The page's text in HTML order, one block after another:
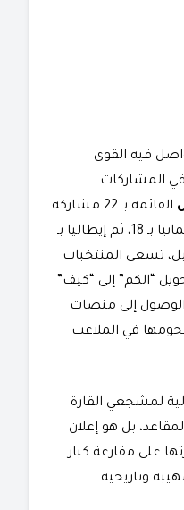
فيه القوى
في المشاركات
القائمة بـ 22 مشاركة
(رقم قياسي مطلق)، تليها ألمانيا بـ 18، ثم إيطاليا بـ
وفي المقابل، تسعى المنتخبات
“الكم” إلى “كيف”
إلى منصات
في الملاعب
لمشجعي القارة
بل هو إعلان
على مقارعة كبار
وتاريخية.